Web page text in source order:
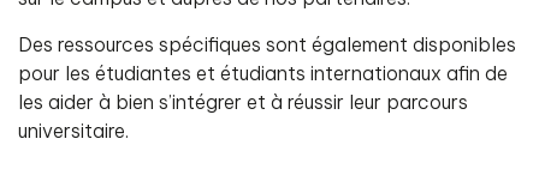
Des ressources spécifiques sont également disponibles
pour les étudiantes et étudiants internationaux afin de
les aider à bien s’intégrer et à réussir leur parcours
universitaire.